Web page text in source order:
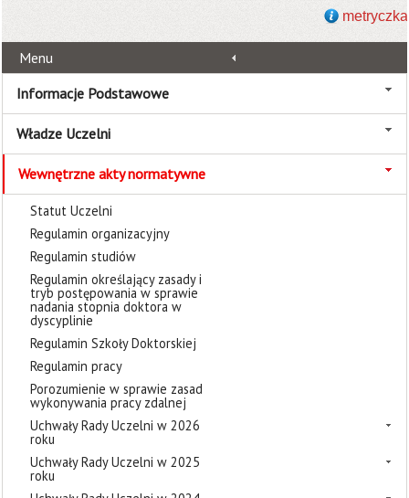
metryczka
Menu
Informacje Podstawowe
Władze Uczelni
Wewnętrzne akty normatywne
Statut Uczelni
Regulamin organizacyjny
Regulamin studiów
Regulamin określający zasady i
tryb postępowania w sprawie
nadania stopnia doktora w
dyscyplinie
Regulamin Szkoły Doktorskiej
Regulamin pracy
Porozumienie w sprawie zasad
wykonywania pracy zdalnej
Uchwały Rady Uczelni w 2026
roku
Uchwały Rady Uczelni w 2025
roku